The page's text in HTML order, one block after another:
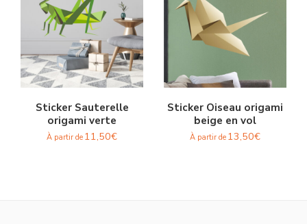
Sticker Sauterelle
origami verte
À partir de 11,50€
Sticker Oiseau origami
beige en vol
À partir de 13,50€